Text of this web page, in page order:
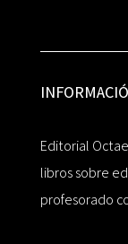
Editorial
libros sobre
profesorado